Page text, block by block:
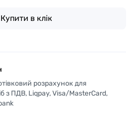
Купити в клік
розрахунок для
з ПДВ, Liqpay, Visa/MasterCard,